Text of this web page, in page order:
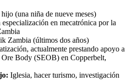
(una niña de nueve meses)
en mecatrónica por la
Zambia (últimos dos años)
actualmente prestando apoyo a
Body (SEOB) en Copperbelt,
Iglesia, hacer turismo, investigación